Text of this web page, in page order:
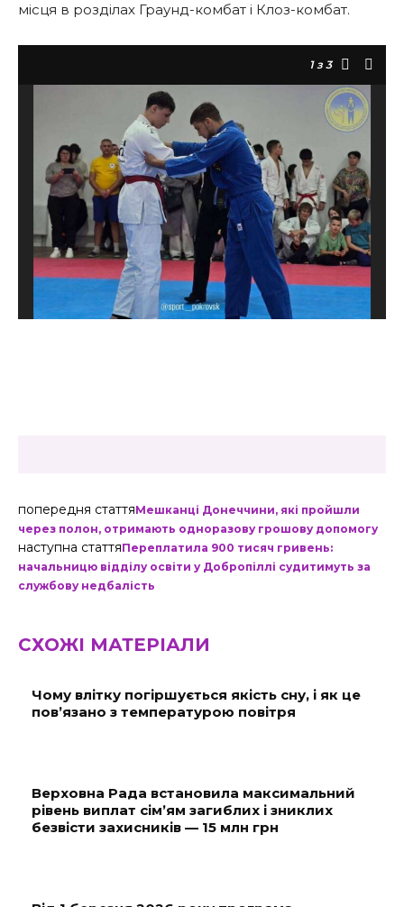
місця в розділах Граунд-комбат і Клоз-комбат.
1з 3
попередня статтяМешканці Донеччини, які пройшли
через полон, отримають одноразову грошову допомогу
наступна статтяПереплатила 900 тисяч гривень:
начальницю відділу освіти у Добропіллі судитимуть за
службову недбалість
СХОЖІ МАТЕРІАЛИ
Чому влітку погіршується якість сну, і як це
пов’язано з температурою повітря
Верховна Рада встановила максимальний
рівень виплат сім’ям загиблих і зниклих
безвісти захисників — 15 млн грн